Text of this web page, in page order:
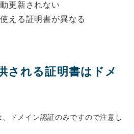
更新されない
える証明書が異なる
される証明書はドメ
ドメイン認証のみですので注意し